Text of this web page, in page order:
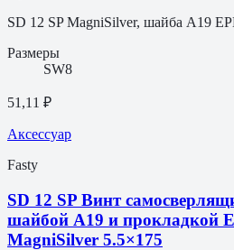
SD 12 SP MagniSilver, шайба A19
Размеры
SW8
51,11 ₽
Аксессуар
Fasty
SD 12 SP Винт
шайбой A19 и прокладкой
MagniSilver 5.5×175